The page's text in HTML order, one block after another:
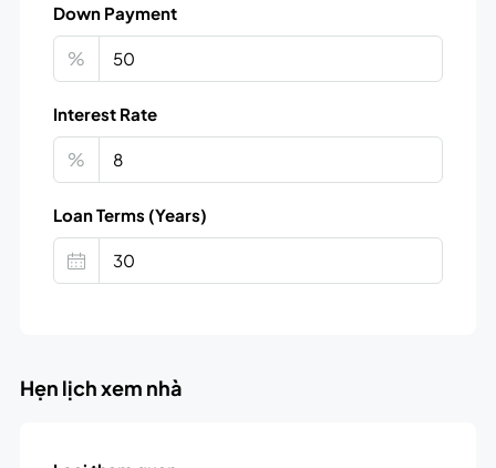
Down Payment
%
Interest Rate
%
Loan Terms (Years)
Hẹn lịch xem nhà